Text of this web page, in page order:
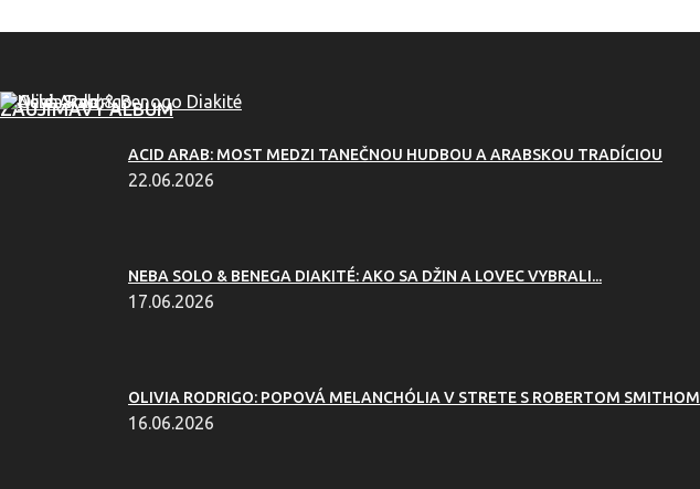
ZAUJÍMAVÝ ALBUM
ACID ARAB: MOST MEDZI TANEČNOU HUDBOU A ARABSKOU TRADÍCIOU
22.06.2026
NEBA SOLO & BENEGA DIAKITÉ: AKO SA DŽIN A LOVEC VYBRALI...
17.06.2026
OLIVIA RODRIGO: POPOVÁ MELANCHÓLIA V STRETE S ROBERTOM SMITHOM
16.06.2026